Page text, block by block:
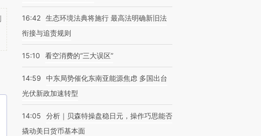
16:42 生态环境法典将施行 最高法明确新旧法
衔接与追责规则
15:10 看空消费的“三大误区”
14:59
中东局势催化东南亚能源焦虑 多国出台
光伏新政加速转型
14:05
分析｜贝森特操盘稳日元，操作巧思能否
撬动美日货币基本面